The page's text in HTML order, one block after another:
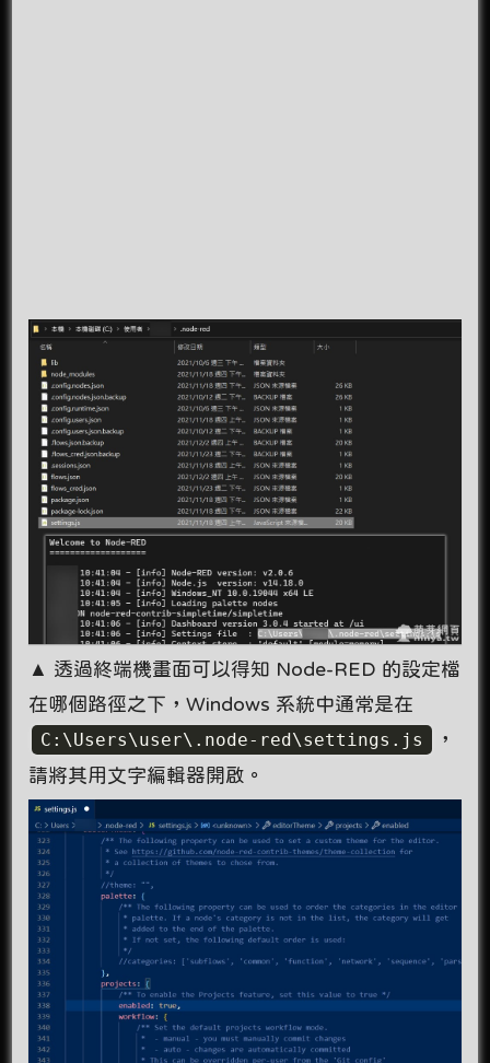
▲ 透過終端機畫面可以得知 Node-RED 的設定檔
在哪個路徑之下，Windows 系統中通常是在
C:\Users\user\.node-red\settings.js
，
請將其用文字編輯器開啟。